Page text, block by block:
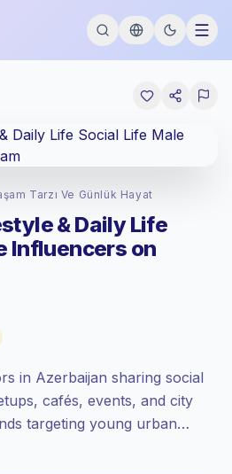
Tarzı Ve Günlük Hayat
& Daily Life
Influencers on
in Azerbaijan sharing social
cafés, events, and city
targeting young urban
posts, Reels, and casual
ER), katılımı
sağlıyor,